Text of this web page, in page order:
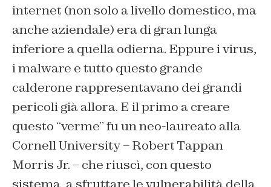
internet (non solo a livello domestico, ma
anche aziendale) era di gran lunga
inferiore a quella odierna. Eppure i virus,
i malware e tutto questo grande
calderone rappresentavano dei grandi
pericoli già allora. E il primo a creare
questo “verme” fu un neo-laureato alla
Cornell University – Robert Tappan
Morris Jr. – che riuscì, con questo